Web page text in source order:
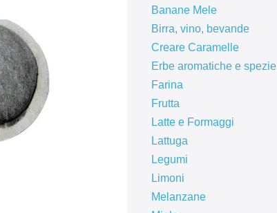
Banane Mele
Birra, vino, bevande
Creare Caramelle
Erbe aromatiche e spezie
Farina
Frutta
Latte e Formaggi
Lattuga
Legumi
Limoni
Melanzane